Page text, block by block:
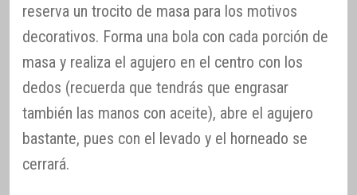
reserva un trocito de masa para los motivos
decorativos. Forma una bola con cada porción de
masa y realiza el agujero en el centro con los
dedos (recuerda que tendrás que engrasar
también las manos con aceite), abre el agujero
bastante, pues con el levado y el horneado se
cerrará.